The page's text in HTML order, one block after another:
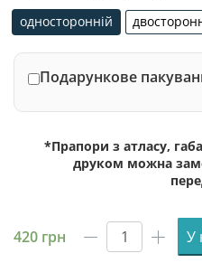
односторонній
односторонній
Подарункове
*Прапори з атласу,
друком можна
420 грн
Прапор
У